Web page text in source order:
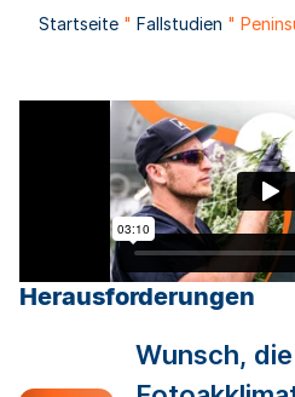
Startseite " Fallstudien "
Herausforderungen
Wunsch, die